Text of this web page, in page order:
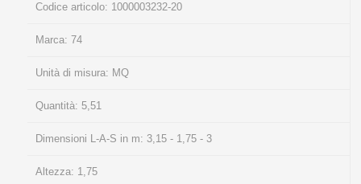
Codice articolo: 1000003232-20
Marca: 74
Unità di misura: MQ
Quantità: 5,51
Dimensioni L-A-S in m: 3,15 - 1,75 - 3
Altezza: 1,75